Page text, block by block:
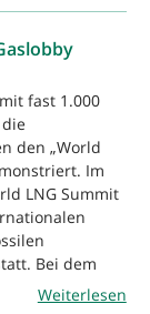
fast 1.000
den „World
Im
LNG Summit
Bei dem
Weiterlesen